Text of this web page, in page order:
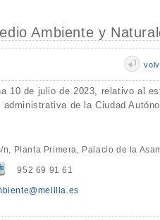
Ambiente y
10 de julio de 2023, relativo al
de la Ciudad
n, Planta Primera, Palacio de la
952 69 91 61